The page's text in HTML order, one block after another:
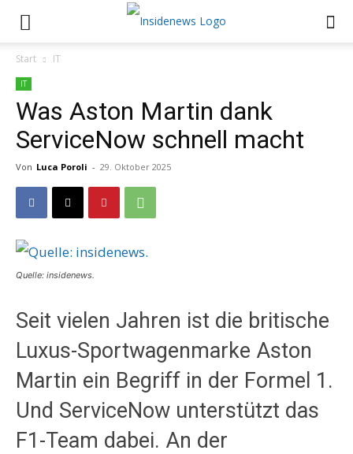
Start IT
IT
Was Aston Martin dank
ServiceNow schnell macht
Von Luca Poroli - 29. Oktober 2025
Quelle: insidenews.
Seit vielen Jahren ist die britische
Luxus-Sportwagenmarke Aston
Martin ein Begriff in der Formel 1.
Und ServiceNow unterstützt das
F1-Team dabei. An der